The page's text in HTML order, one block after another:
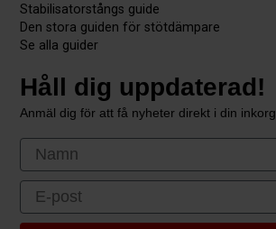
Stabilisatorstångs guide
Den stora guiden för stötdämpare
Se alla guider
Håll dig uppdaterad!
Anmäl dig för att få nyheter direkt i din inkorg
First Name
Email